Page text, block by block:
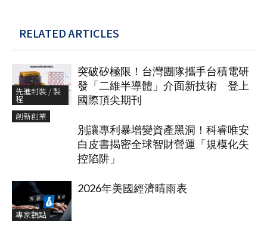
RELATED ARTICLES
先進封裝 / 製
程
突破矽極限！台灣團隊攜手台積電研
發「二維半導體」介面新技術 登上
國際頂尖期刊
創新創業
別讓專利暴增變資產黑洞！科睿唯安
白皮書揭密全球智財營運「規模化失
控陷阱」
專家觀點
2026年美國經濟晴雨表